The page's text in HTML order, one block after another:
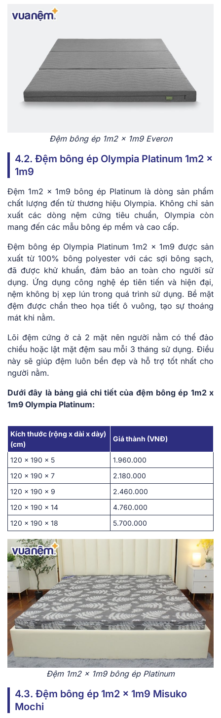
Đệm bông ép 1m2 x 1m9 Everon
4.2. Đệm bông ép Olympia Platinum 1m2 x
1m9
Đệm 1m2 x 1m9 bông ép Platinum là dòng sản phẩm
chất lượng đến từ thương hiệu Olympia. Không chỉ sản
xuất các dòng nệm cứng tiêu chuẩn, Olympia còn
mang đến các mẫu bông ép mềm và cao cấp.
Đệm bông ép Olympia Platinum 1m2 x 1m9 được sản
xuất từ 100% bông polyester với các sợi bông sạch,
đã được khử khuẩn, đảm bảo an toàn cho người sử
dụng. Ứng dụng công nghệ ép tiên tiến và hiện đại,
nệm không bị xẹp lún trong quá trình sử dụng. Bề mặt
đệm được chần theo họa tiết ô vuông, tạo sự thoáng
mát khi nằm.
Lõi đệm cứng ở cả 2 mặt nên người nằm có thể đảo
chiều hoặc lật mặt đệm sau mỗi 3 tháng sử dụng. Điều
này sẽ giúp đệm luôn bền đẹp và hỗ trợ tốt nhất cho
người nằm.
Dưới đây là bảng giá chi tiết của đệm bông ép 1m2 x
1m9 Olympia Platinum:
Kích thước (rộng x dài x dày)
(cm)
Giá thành (VNĐ)
120 x 190 x 5
1.960.000
120 x 190 x 7
2.180.000
120 x 190 x 9
2.460.000
120 x 190 x 14
4.760.000
120 x 190 x 18
5.700.000
Đệm 1m2 x 1m9 bông ép Platinum
4.3. Đệm bông ép 1m2 x 1m9 Misuko
Mochi